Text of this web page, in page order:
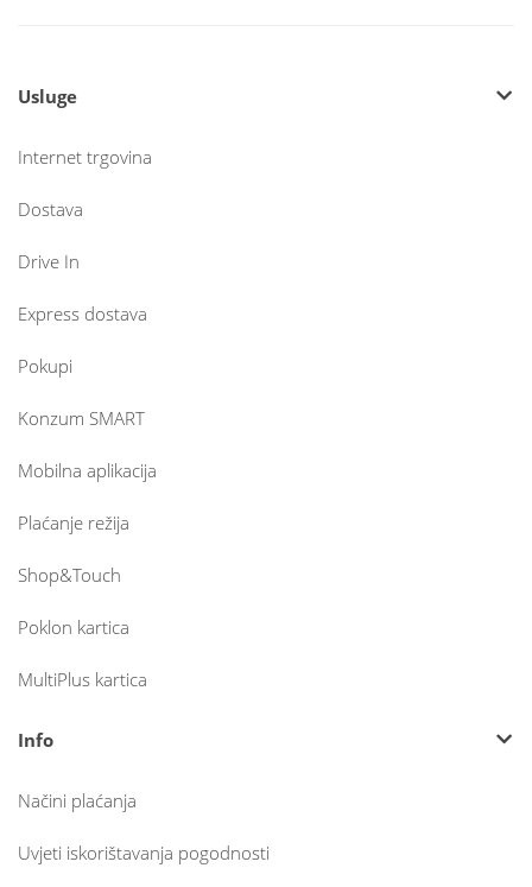
Usluge
Internet trgovina
Dostava
Drive In
Express dostava
Pokupi
Konzum SMART
Mobilna aplikacija
Plaćanje režija
Shop&Touch
Poklon kartica
MultiPlus kartica
Info
Načini plaćanja
Uvjeti iskorištavanja pogodnosti